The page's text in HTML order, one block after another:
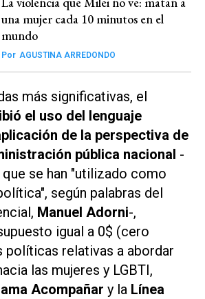
una mujer cada 10 minutos en el
mundo
Por AGUSTINA ARREDONDO
más significativas, el
el uso del lenguaje
de la perspectiva de
pública nacional -
se han "utilizado como
según palabras del
Manuel Adorni-,
igual a 0$ (cero
políticas relativas a abordar
las mujeres y LGBTI,
Acompañar y la Línea